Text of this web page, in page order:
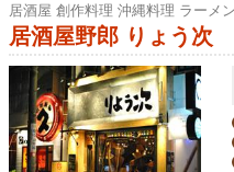
居酒屋 創作料理 沖縄料理 ラーメ
居酒屋野郎 りょう次